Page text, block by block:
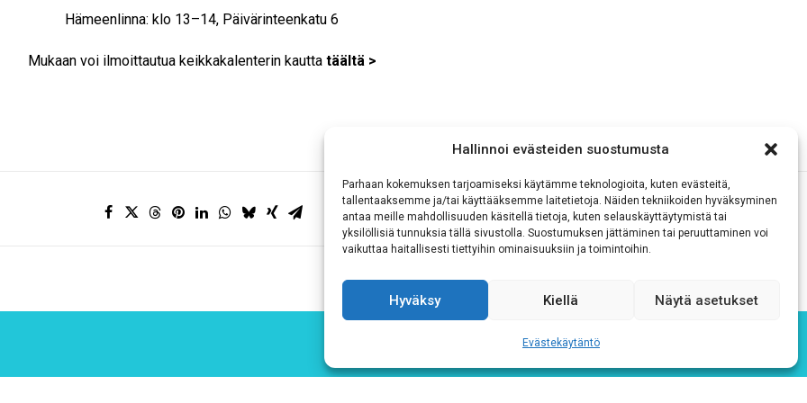
Hallinnoi evästeiden suostumusta
Parhaan kokemuksen tarjoamiseksi käytämme teknologioita, kuten evästeitä,
tallentaaksemme ja/tai käyttääksemme laitetietoja. Näiden tekniikoiden hyväksyminen
antaa meille mahdollisuuden käsitellä tietoja, kuten selauskäyttäytymistä tai
yksilöllisiä tunnuksia tällä sivustolla. Suostumuksen jättäminen tai peruuttaminen voi
vaikuttaa haitallisesti tiettyihin ominaisuuksiin ja toimintoihin.
Hyväksy Kiellä Näytä asetukset
Evästekäytäntö
Hämeenlinna: klo 13–14, Päivärinteenkatu 6
Mukaan voi ilmoittautua keikkakalenterin kautta täältä >